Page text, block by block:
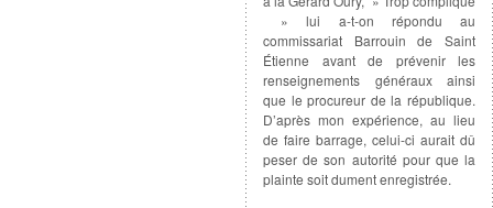
» lui a-t-on répondu au
commissariat Barrouin de Saint
Étienne avant de prévenir les
renseignements généraux ainsi
que le procureur de la république.
D’après mon expérience, au lieu
de faire barrage, celui-ci aurait dû
peser de son autorité pour que la
plainte soit dument enregistrée.